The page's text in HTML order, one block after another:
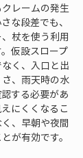
レームの発生
な段差でも、
杖を使う利用
仮設スロープ
く、入口と出
、雨天時の水
する必要があ
にくくなるこ
、早朝や夜間
が有効です。